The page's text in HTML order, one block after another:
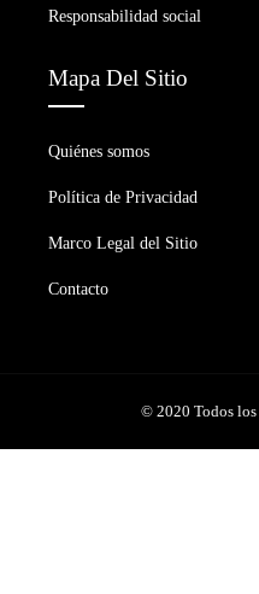
Responsabilidad social
Mapa Del Sitio
Quiénes somos
Política de Privacidad
Marco Legal del Sitio
Contacto
© 2020 Todos los